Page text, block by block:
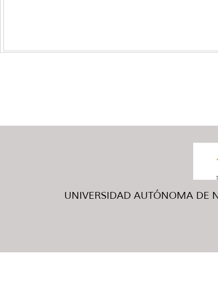
UNIVERSIDAD AUTÓNOMA DE